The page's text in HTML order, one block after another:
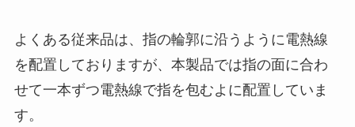
よくある従来品は、指の輪郭に沿うように電熱線
を配置しておりますが、本製品では指の面に合わ
せて一本ずつ電熱線で指を包むよに配置していま
す。